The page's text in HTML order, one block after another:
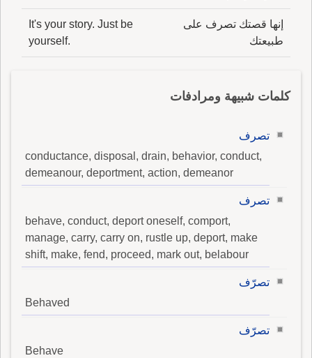
إنها قصتك تصرف على
طبيعتك
It's your story. Just be
yourself.
كلمات شبيهة ومرادفات
تصرف
conductance, disposal, drain, behavior, conduct,
demeanour, deportment, action, demeanor
تصرف
behave, conduct, deport oneself, comport,
manage, carry, carry on, rustle up, deport, make
shift, make, fend, proceed, mark out, belabour
تصرّف
Behaved
تصرّف
Behave